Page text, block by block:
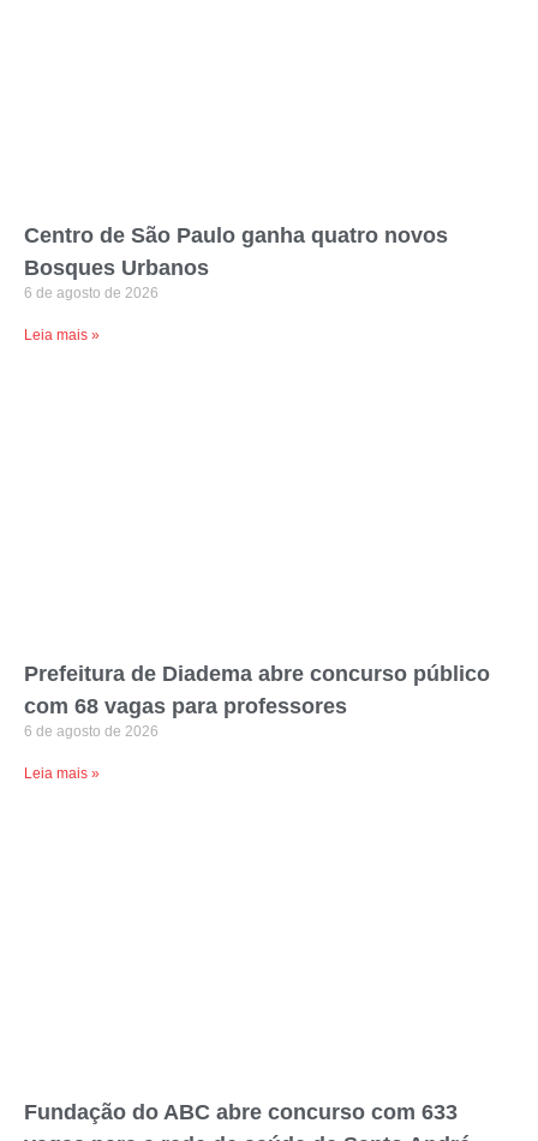
Centro de São Paulo ganha quatro novos
Bosques Urbanos
6 de agosto de 2026
Leia mais »
Prefeitura de Diadema abre concurso público
com 68 vagas para professores
6 de agosto de 2026
Leia mais »
Fundação do ABC abre concurso com 633